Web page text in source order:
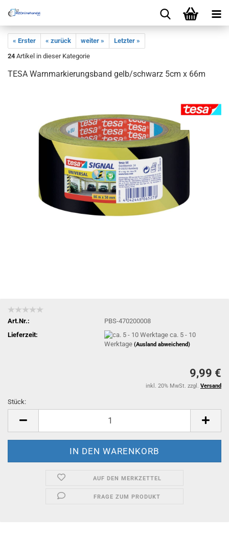
« Erster « zurück weiter »
Letzter »
24 Artikel in dieser Kategorie
TESA Warnmarkierungsband gelb/schwarz 5cm x 66m
Art.Nr.:
PBS-470200008
Lieferzeit:
ca. 5 - 10
Werktage(Ausland abweichend)
9,99 €
inkl. 20% MwSt. zzgl. Versand
Stück:
AUF DEN MERKZETTEL
FRAGE ZUM PRODUKT